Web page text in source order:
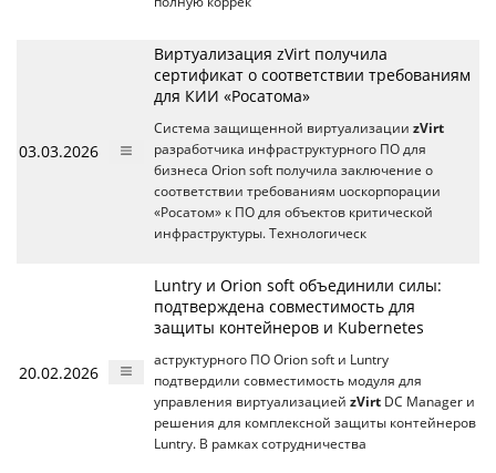
03.03.2026
Виртуализация zVirt получила
сертификат о соответствии требованиям
для КИИ «Росатома»
Система защищенной виртуализации zVirt
разработчика инфраструктурного ПО для
бизнеса Orion soft получила заключение о
соответствии требованиям uоскорпорации
«Росатом» к ПО для объектов критической
инфраструктуры. Технологическ
20.02.2026
Luntry и Orion soft объединили силы:
подтверждена совместимость для
защиты контейнеров и Kubernetes
аструктурного ПО Orion soft и Luntry
подтвердили совместимость модуля для
управления виртуализацией zVirt DC Manager и
решения для комплексной защиты контейнеров
Luntry. В рамках сотрудничества